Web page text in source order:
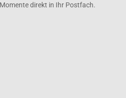
direkt in Ihr Postfach.